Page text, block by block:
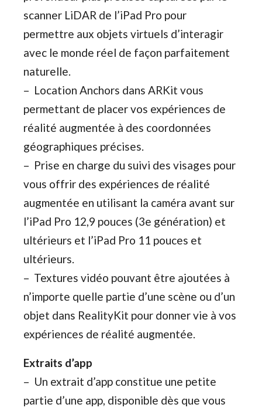
scanner LiDAR de l’iPad Pro pour
permettre aux objets virtuels d’interagir
avec le monde réel de façon parfaitement
naturelle.
– Location Anchors dans ARKit vous
permettant de placer vos expériences de
réalité augmentée à des coordonnées
géographiques précises.
– Prise en charge du suivi des visages pour
vous offrir des expériences de réalité
augmentée en utilisant la caméra avant sur
l’iPad Pro 12,9 pouces (3e génération) et
ultérieurs et l’iPad Pro 11 pouces et
ultérieurs.
– Textures vidéo pouvant être ajoutées à
n’importe quelle partie d’une scène ou d’un
objet dans RealityKit pour donner vie à vos
expériences de réalité augmentée.
Extraits d’app
– Un extrait d’app constitue une petite
partie d’une app, disponible dès que vous